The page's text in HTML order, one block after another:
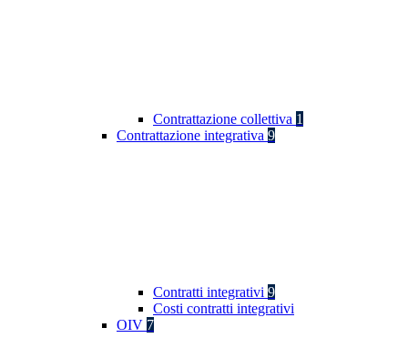
Contrattazione collettiva 1
Contrattazione integrativa 9
Contratti integrativi 9
Costi contratti integrativi
OIV 7